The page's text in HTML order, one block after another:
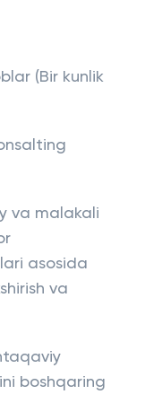
(Bir kunlik
va malakali
asosida
va
boshqaring